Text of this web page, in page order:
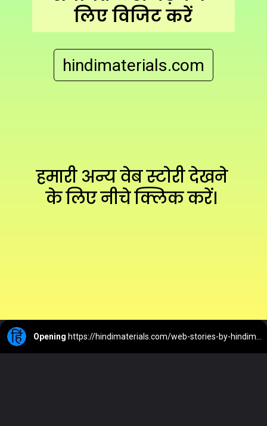
लिए विजिट करें
hindimaterials.com
हमारी अन्य वेब स्टोरी देखने
के लिए नीचे क्लिक करें।
Opening https://hindimaterials.com/web-stories-by-hindimaterials/